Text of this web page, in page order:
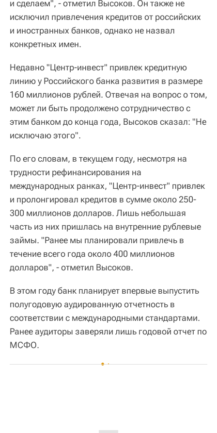
и сделаем", - отметил Высоков. Он также не
исключил привлечения кредитов от российских
и иностранных банков, однако не назвал
конкретных имен.
Недавно "Центр-инвест" привлек кредитную
линию у Российского банка развития в размере
160 миллионов рублей. Отвечая на вопрос о том,
может ли быть продолжено сотрудничество с
этим банком до конца года, Высоков сказал: "Не
исключаю этого".
По его словам, в текущем году, несмотря на
трудности рефинансирования на
международных ранках, "Центр-инвест" привлек
и пролонгировал кредитов в сумме около 250-
300 миллионов долларов. Лишь небольшая
часть из них пришлась на внутренние рублевые
займы. "Ранее мы планировали привлечь в
течение всего года около 400 миллионов
долларов", - отметил Высоков.
В этом году банк планирует впервые выпустить
полугодовую аудированную отчетность в
соответствии с международными стандартами.
Ранее аудиторы заверяли лишь годовой отчет по
МСФО.